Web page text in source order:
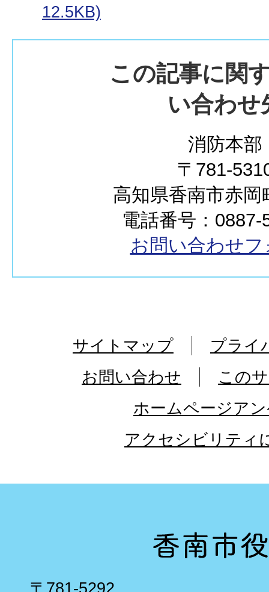
12.5KB)
この記事に関
い合わせ
消防本部
〒781-
高知県香南市赤岡
電話番号：0887-
お問い合わせフ
サイトマップ
プライ
お問い合わせ
この
ホームページア
アクセシビリティ
〒781-5292